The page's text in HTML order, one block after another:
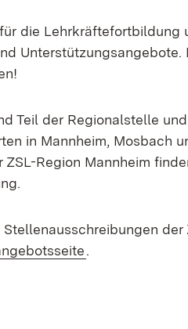
die Lehrkräftefortbildung
Unterstützungsangebote.
Teil der Regionalstelle
in Mannheim, Mosbach
Region Mannheim
.